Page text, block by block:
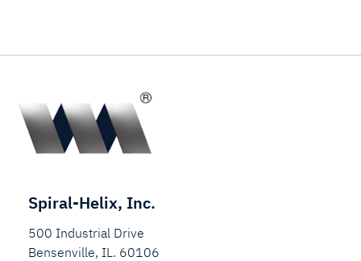
Spiral-Helix, Inc.
500 Industrial Drive
Bensenville, IL. 60106